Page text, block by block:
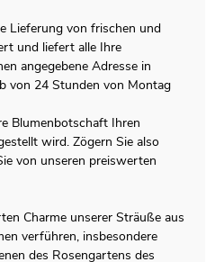
Lieferung von frischen und
und liefert alle Ihre
angegebene Adresse in
von 24 Stunden von Montag
Blumenbotschaft Ihren
wird. Zögern Sie also
von unseren preiswerten
Charme unserer Sträuße aus
verführen, insbesondere
des Rosengartens des